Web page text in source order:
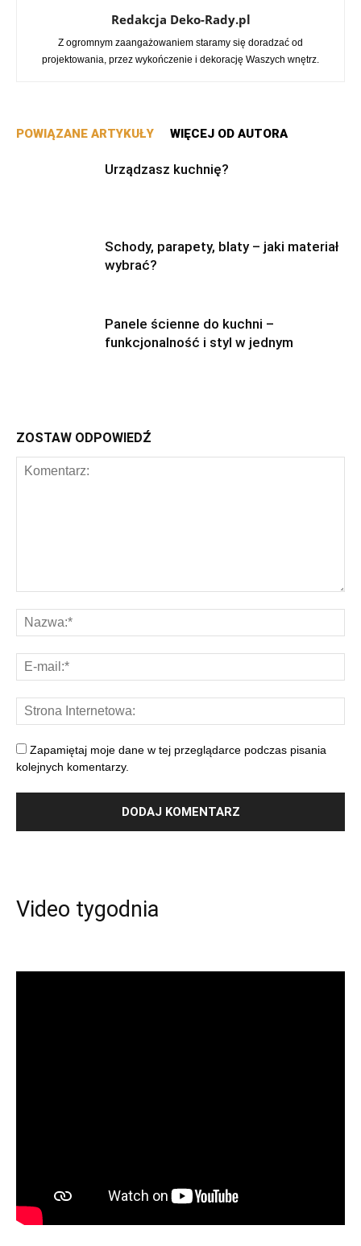
Redakcja Deko-Rady.pl
Z ogromnym zaangażowaniem staramy się doradzać od
projektowania, przez wykończenie i dekorację Waszych wnętrz.
POWIĄZANE ARTYKUŁY WIĘCEJ OD AUTORA
Urządzasz kuchnię?
Schody, parapety, blaty – jaki materiał
wybrać?
Panele ścienne do kuchni –
funkcjonalność i styl w jednym
ZOSTAW ODPOWIEDŹ
Zapamiętaj moje dane w tej przeglądarce podczas pisania
kolejnych komentarzy.
Video tygodnia